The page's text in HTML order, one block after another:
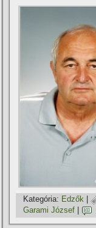
Kategória: Edzők |
Garami József